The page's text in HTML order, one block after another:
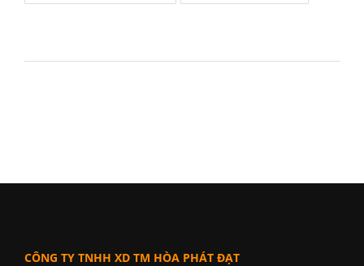
CÔNG TY TNHH XD TM HÒA PHÁT ĐẠT